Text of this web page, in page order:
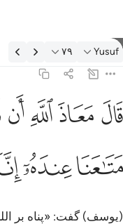
تفسیر: Yusuf ۷۹:۱۲
Yusuf ۷۹
قال معاذ الله ان ناخذ الا من
قَالَ مَعَاذَ ٱللَّهِ أَن نَّأْخُذَ إِلَّا
ﱁ ﱂﱃﱄ
ﱉﱊ
(یوسف) گفت: «پناه بر